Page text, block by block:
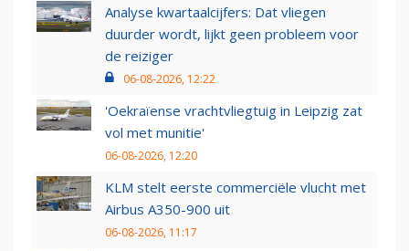
Analyse kwartaalcijfers: Dat vliegen
duurder wordt, lijkt geen probleem voor
de reiziger
06-08-2026, 12:22
'Oekraïense vrachtvliegtuig in Leipzig zat
vol met munitie'
06-08-2026, 12:20
KLM stelt eerste commerciële vlucht met
Airbus A350-900 uit
06-08-2026, 11:17